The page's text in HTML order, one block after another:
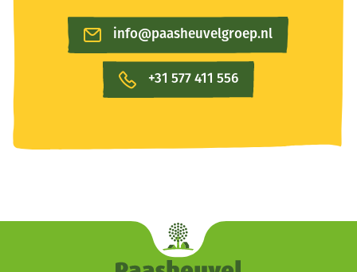
info@paasheuvelgroep.nl
+31 577 411 556